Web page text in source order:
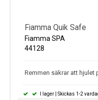
Fiamma Quik Safe
Fiamma SPA
44128
Remmen säkrar att hjulet
I lager | Skickas 1-2